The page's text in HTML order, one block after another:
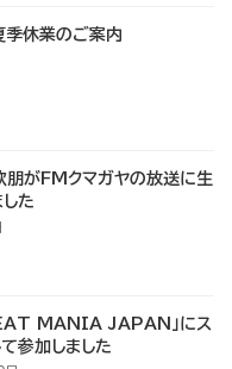
季休業のご案内
朋がFMクマガヤの放送に生
た
MANIA JAPAN」にス
参加しました